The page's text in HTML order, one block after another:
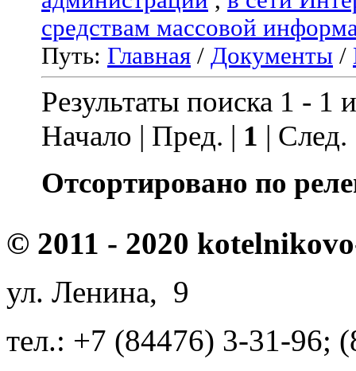
средствам массовой
Путь: Главная / Документы /
Результаты поиска 1 - 1
Начало | Пред. | 1 |
Отсортировано по
© 2011 - 2020
ул. Ленина, 9
тел.: +7 (84476) 3-31-96;